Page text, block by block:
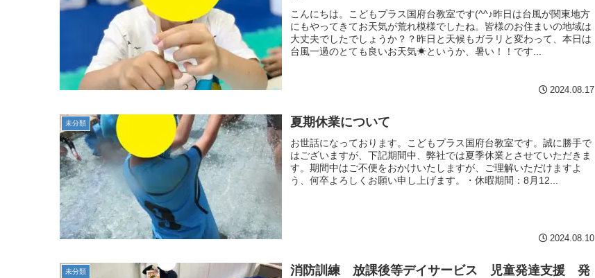
こんにちは。こどもプラス国府台教室です(^^♪昨日は台風が関東地方
にもやってきてお天気が荒れ模様でしたね。皆様のお住まいの地域は
大丈夫でしたでしょうか？？昨日と天候もガラリと変わって、本日は
台風一過のとても良いお天気☀というか、暑い！！です...
2024.08.17
未分類 夏期休業について
お世話になっております。こどもプラス国府台教室です。誠に勝手で
はございますが、下記期間中、弊社では夏季休業とさせていただきま
す。期間中はご不便をおかけいたしますが、ご理解いただけますよ
う、何卒よろしくお願い申し上げます。・休暇期間：8月12...
2024.08.10
未分類
消防訓練 放課後等デイサービス 児童発達支援 発